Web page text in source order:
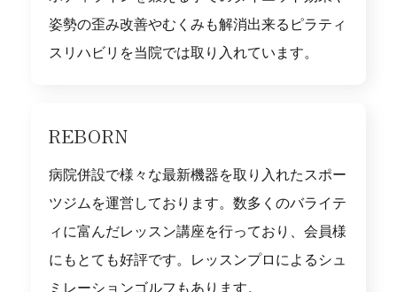
姿勢の歪み改善やむくみも解消出来るピラティ
スリハビリを当院では取り入れています。
REBORN
病院併設で様々な最新機器を取り入れたスポー
ツジムを運営しております。数多くのバライテ
ィに富んだレッスン講座を行っており、会員様
にもとても好評です。レッスンプロによるシュ
ミレーションゴルフもあります。